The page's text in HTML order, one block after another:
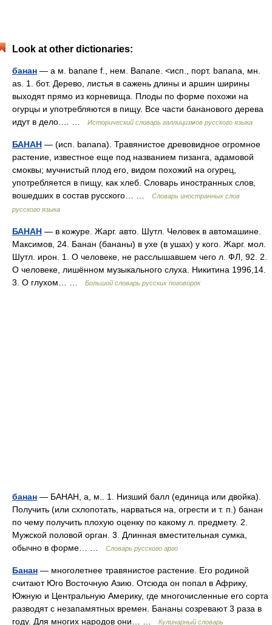
Look at other dictionaries:
банан — а м. banane f., нем. Banane. <исп., порт. banana, мн.
as. 1. бот. Дерево, листья в сажень длины и аршин ширины
выходят прямо из корневища. Плоды по форме похожи на
огурцы и употребляются в пищу. Все части бананового дерева
идут в дело.… …
Исторический словарь галлицизмов русского языка
БАНАН — (исп. banana). Травянистое древовидное огромное
растение, известное еще под названием пизанга, адамовой
смоквы; мучнистый плод его, видом похожий на огурец,
употребляется в пищу, как хлеб. Словарь иностранных слов,
вошедших в состав русского… …
Словарь иностранных слов
русского языка
БАНАН — в кожуре. Жарг. авто. Шутл. Человек в автомашине.
Максимов, 24. Банан (бананы) в ухе (в ушах) у кого. Жарг. мол.
Шутл. ирон. 1. О человеке, не расслышавшем чего л. ФЛ, 92. 2.
О человеке, лишённом музыкального слуха. Никитина 1996,14.
3. О глухом… …
Большой словарь русских поговорок
банан — БАНАН, а, м.. 1. Низший балл (единица или двойка).
Получить (или схлопотать, нарваться на, огрести и т. п.) банан
по чему получить плохую оценку по какому л. предмету. 2.
Мужской половой орган. 3. Длинная вместительная сумка,
обычно в форме… …
Словарь русского арго
Банан — многолетнее травянистое растение. Его родиной
считают Юго Восточную Азию. Отсюда он попал в Африку,
Южную и Центральную Америку, где многочисленные его сорта
разводят с незапамятных времен. Бананы созревают 3 раза в
году. Для многих народов они… …
Кулинарный словарь